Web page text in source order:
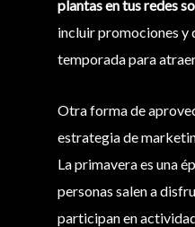
plantas en tus redes
incluir promociones y
temporada para
Otra forma de
estrategia de
La primavera es una
personas salen a
participan en